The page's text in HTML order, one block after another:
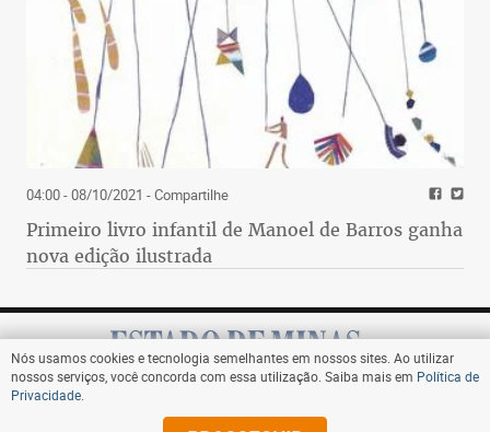
04:00 - 08/10/2021 - Compartilhe
Primeiro livro infantil de Manoel de Barros ganha
nova edição ilustrada
Assine
Nós usamos cookies e tecnologia semelhantes em nossos sites. Ao utilizar
nossos serviços, você concorda com essa utilização. Saiba mais em Política de
Privacidade